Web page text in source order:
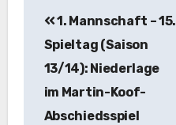
1. Mannschaft – 15.
Spieltag (Saison
13/14): Niederlage
im Martin-Koof-
Abschiedsspiel